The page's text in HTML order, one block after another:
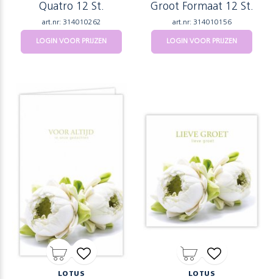
Quatro 12 St.
art.nr: 314010262
LOGIN VOOR PRIJZEN
Groot Formaat 12 St.
art.nr: 314010156
LOGIN VOOR PRIJZEN
LOTUS LOTUS